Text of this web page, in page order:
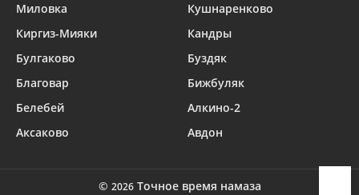
Миловка
Кушнаренково
Киргиз-Мияки
Кандры
Булгаково
Буздяк
Благовар
Бижбуляк
Белебей
Алкино-2
Аксаково
Авдон
© 2026 Точное время намаза